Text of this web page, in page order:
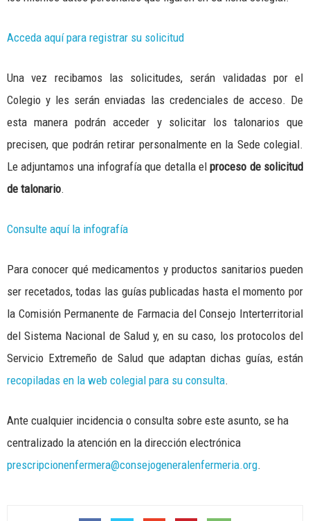
Acceda aquí para registrar su solicitud
Una vez recibamos las solicitudes, serán validadas por el
Colegio y les serán enviadas las credenciales de acceso. De
esta manera podrán acceder y solicitar los talonarios que
precisen, que podrán retirar personalmente en la Sede colegial.
Le adjuntamos una infografía que detalla elproceso de solicitud
de talonario.
Consulte aquí la infografía
Para conocer qué medicamentos y productos sanitarios pueden
ser recetados, todas las guías publicadas hasta el momento por
la Comisión Permanente de Farmacia del Consejo Interterritorial
del Sistema Nacional de Salud y, en su caso, los protocolos del
Servicio Extremeño de Salud que adaptan dichas guías, están
recopiladas en la web colegial para su consulta.
Ante cualquier incidencia o consulta sobre este asunto, se ha
centralizado la atención en la dirección electrónica
prescripcionenfermera@consejogeneralenfermeria.org.